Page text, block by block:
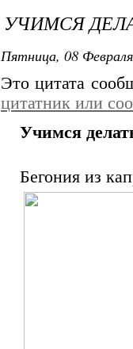
УЧИМСЯ
Пятница, 08
Это цитата
цитатник или
Учимся
Бегония из